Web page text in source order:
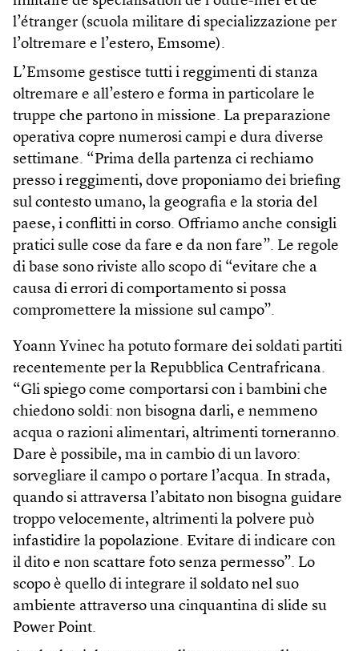
l’étranger (scuola militare di specializzazione per
l’oltremare e l’estero, Emsome).
L’Emsome gestisce tutti i reggimenti di stanza
oltremare e all’estero e forma in particolare le
truppe che partono in missione. La preparazione
operativa copre numerosi campi e dura diverse
settimane. “Prima della partenza ci rechiamo
presso i reggimenti, dove proponiamo dei briefing
sul contesto umano, la geografia e la storia del
paese, i conflitti in corso. Offriamo anche consigli
pratici sulle cose da fare e da non fare”. Le regole
di base sono riviste allo scopo di “evitare che a
causa di errori di comportamento si possa
compromettere la missione sul campo”.
Yoann Yvinec ha potuto formare dei soldati partiti
recentemente per la Repubblica Centrafricana.
“Gli spiego come comportarsi con i bambini che
chiedono soldi: non bisogna darli, e nemmeno
acqua o razioni alimentari, altrimenti torneranno.
Dare è possibile, ma in cambio di un lavoro:
sorvegliare il campo o portare l’acqua. In strada,
quando si attraversa l’abitato non bisogna guidare
troppo velocemente, altrimenti la polvere può
infastidire la popolazione. Evitare di indicare con
il dito e non scattare foto senza permesso”. Lo
scopo è quello di integrare il soldato nel suo
ambiente attraverso una cinquantina di slide su
Power Point.